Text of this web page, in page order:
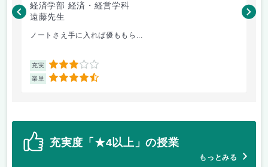
経済学部 経済・経営学科
遠藤先生
ノートさえ手に入れば優ももら...
充実 3
楽単 4.5
遠
充実度「★4以上」の授業
もっとみる